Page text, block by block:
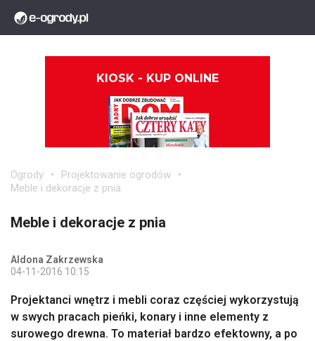
KIOSK - KUP ONLINE
Ogrody
Projektowanie ogrodów
Meble i dekoracje z pnia
Meble i dekoracje z pnia
Aldona Zakrzewska
04-11-2016 10:15
Projektanci wnętrz i mebli coraz częściej wykorzystują
w swych pracach pieńki, konary i inne elementy z
surowego drewna. To materiał bardzo efektowny, a po